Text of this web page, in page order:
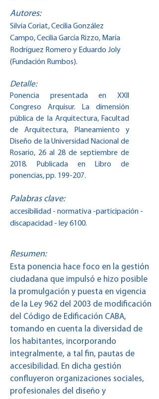
Autores:
Silvia Coriat, Cecilia González
Campo, Cecilia García Rizzo, María
Rodríguez Romero y Eduardo Joly
(Fundación Rumbos).
Detalle:
Ponencia presentada en XXII
Congreso Arquisur. La dimensión
pública de la Arquitectura, Facultad
de Arquitectura, Planeamiento y
Diseño de la Universidad Nacional de
Rosario, 26 al 28 de septiembre de
2018. Publicada en Libro de
ponencias, pp. 199-207.
Palabras clave:
accesibilidad - normativa -participación -
discapacidad - ley 6100.
Resumen:
Esta ponencia hace foco en la gestión
ciudadana que impulsó e hizo posible
la promulgación y puesta en vigencia
de la Ley 962 del 2003 de modificación
del Código de Edificación CABA,
tomando en cuenta la diversidad de
los habitantes, incorporando
integralmente, a tal fin, pautas de
accesibilidad. En dicha gestión
confluyeron organizaciones sociales,
profesionales del diseño y